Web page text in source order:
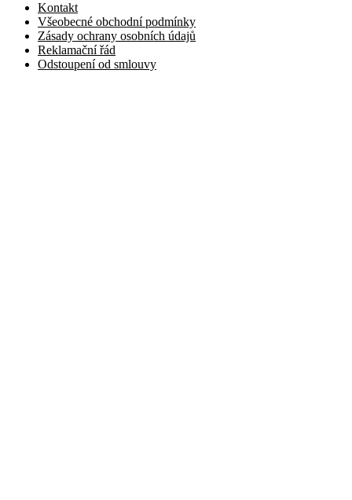
Kontakt
Všeobecné obchodní podmínky
Zásady ochrany osobních údajů
Reklamační řád
Odstoupení od smlouvy